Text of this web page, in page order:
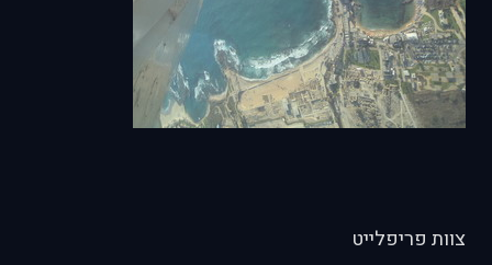
צוות פריפלייט